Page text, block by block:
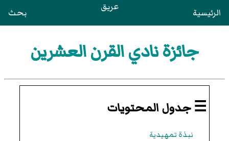
الرئيسية عريق بحث
جائزة نادي القرن العشرين
☰ جدول المحتويات
نبذة تمهيدية